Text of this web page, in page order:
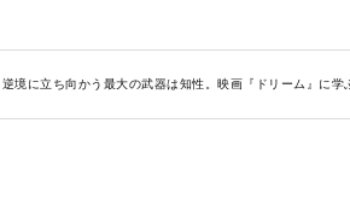
逆境に立ち向かう最大の武器は知性。映画『ドリーム』に学